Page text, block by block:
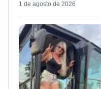
1 de agosto de 2026